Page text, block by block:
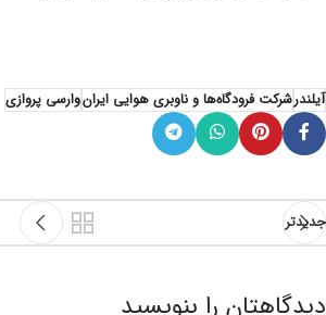
آیلندرشرکت فرودگاه‌ها‍ و ناوبري هوايي ايرانوارسی پروازی
جدیدتر
دیدگاهتان را بنویسید